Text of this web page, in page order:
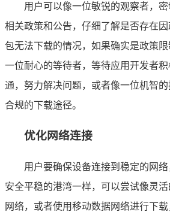
用户可以像一位敏锐的观察者，
相关政策和公告，仔细了解是否存在
包无法下载的情况，如果确实是政策
一位耐心的等待者，等待应用开发者
通，努力解决问题，或者像一位机智
合规的下载途径。
优化网络连接
用户要确保设备连接到稳定的网
安全平稳的港湾一样，可以尝试像灵
网络，或者使用移动数据网络进行下